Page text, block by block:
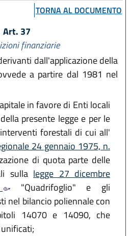
1999 n. 3
2001 n. 38
2004 n. 2
2014 n. 17
2017, n. 16
2025, n. 9
2026, n. 9
TORNA AL DOCUMENTO
Art. 37
finanziarie
dall'applicazione della
a partire dal 1981 nel
in favore di Enti locali
presente legge e per le
forestali di cui all'
24 gennaio 1975, n.
di quota parte delle
sulla legge 27 dicembre
"Quadrifoglio" e gli
nel bilancio poliennale con
14070 e 14090, che